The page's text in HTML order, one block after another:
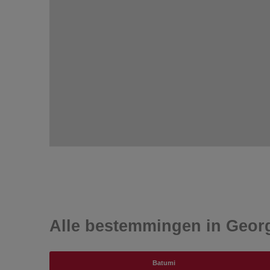
Alle bestemmingen in
Batumi